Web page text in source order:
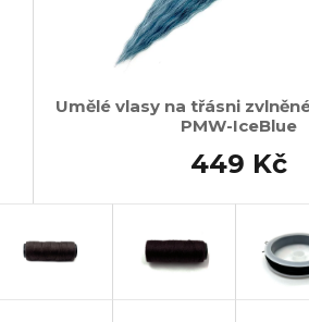
Umělé vlasy na třásni
PMW-IceBlue
449 Kč